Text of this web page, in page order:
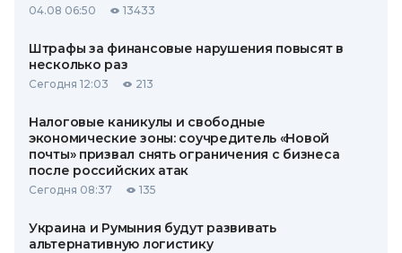
04.08 06:50 13433
Штрафы за финансовые нарушения повысят в
несколько раз
Сегодня 12:03 213
Налоговые каникулы и свободные
экономические зоны: соучредитель «Новой
почты» призвал снять ограничения с бизнеса
после российских атак
Сегодня 08:37 135
Украина и Румыния будут развивать
альтернативную логистику